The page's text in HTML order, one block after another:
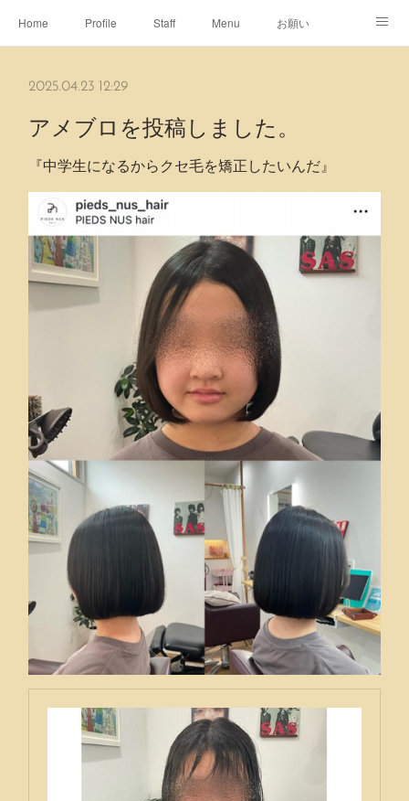
Home Profile Staff Menu お願い
2025.04.23 12:29
アメブロを投稿しました。
『中学生になるからクセ毛を矯正したいんだ』